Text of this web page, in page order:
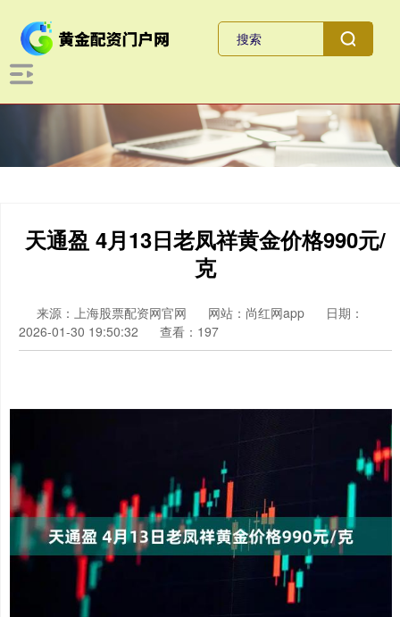
天通盈 4月13日老凤祥黄金价格990元/
克
来源：上海股票配资网官网 网站：尚红网app
日期：
2026-01-30 19:50:32
查看：197